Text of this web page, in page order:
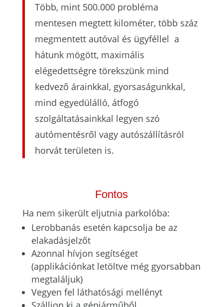
Több, mint 500.000 probléma
mentesen megtett kilométer, több száz
megmentett autóval és ügyféllel a
hátunk mögött, maximális
elégedettségre törekszünk mind
kedvező árainkkal, gyorsaságunkkal,
mind egyedülálló, átfogó
szolgáltatásainkkal legyen szó
autómentésről vagy autószállításról
horvát területen is.
Fontos
Ha nem sikerült eljutnia parkolóba:
Lerobbanás esetén kapcsolja be az
elakadásjelzőt
Azonnal hívjon segítséget
(applikációnkat letöltve még gyorsabban
megtaláljuk)
Vegyen fel láthatósági mellényt